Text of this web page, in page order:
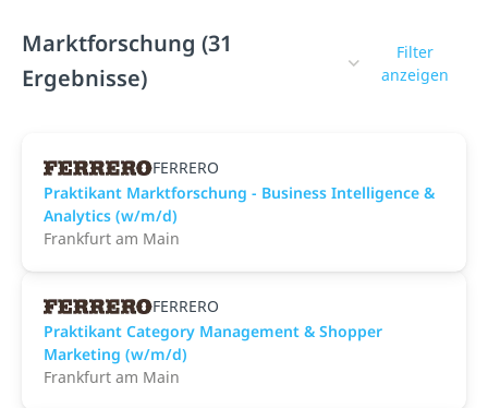
Marktforschung (31
Ergebnisse)
Filter
anzeigen
FERRERO
Praktikant Marktforschung - Business Intelligence &
Analytics (w/m/d)
Frankfurt am Main
FERRERO
Praktikant Category Management & Shopper
Marketing (w/m/d)
Frankfurt am Main